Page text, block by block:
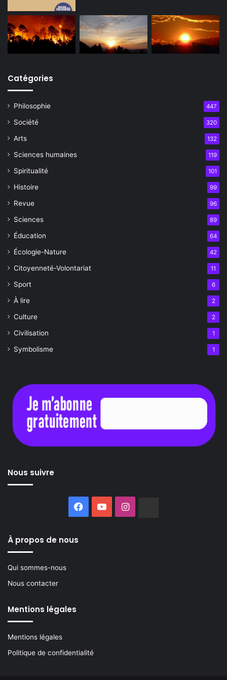
Catégories
Philosophie 447
Société 320
Arts 132
Sciences humaines 119
Spiritualité 101
Histoire 99
Revue 96
Sciences 89
Éducation 64
Écologie-Nature 42
Citoyenneté-Volontariat 11
Sport 6
À lire 2
Culture 2
Civilisation 1
Symbolisme 1
Nous suivre
Facebook
YouTubeInstagram
À propos de nous
Qui sommes-nous
Nous contacter
Mentions légales
Mentions légales
Politique de confidentialité